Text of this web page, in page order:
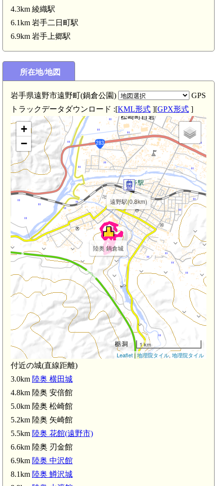
4.3km 綾織駅
6.1km 岩手二日町駅
6.9km 岩手上郷駅
所在地/地図
岩手県遠野市遠野町(鍋倉公園)
GPS
トラックデータダウンロード :[KML形式 ][GPX形式 ]
遠野駅(0.8km)
陸奥 鍋倉城
+
−
1 km
Leaflet | 地理院タイル, 地理院タイル
付近の城(直線距離)
3.0km 陸奥 横田城
4.8km 陸奥 安倍館
5.0km 陸奥 松崎館
5.2km 陸奥 矢崎館
5.5km 陸奥 花館(遠野市)
6.6km 陸奥 刃金館
6.9km 陸奥 中沢館
8.1km 陸奥 鱒沢城